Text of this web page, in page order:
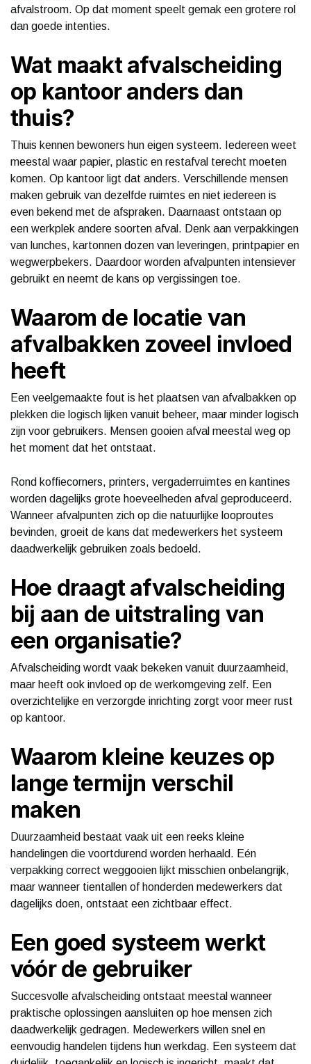
afvalstroom. Op dat moment speelt gemak een grotere rol
dan goede intenties.
Wat maakt afvalscheiding
op kantoor anders dan
thuis?
Thuis kennen bewoners hun eigen systeem. Iedereen weet
meestal waar papier, plastic en restafval terecht moeten
komen. Op kantoor ligt dat anders. Verschillende mensen
maken gebruik van dezelfde ruimtes en niet iedereen is
even bekend met de afspraken. Daarnaast ontstaan op
een werkplek andere soorten afval. Denk aan verpakkingen
van lunches, kartonnen dozen van leveringen, printpapier en
wegwerpbekers. Daardoor worden afvalpunten intensiever
gebruikt en neemt de kans op vergissingen toe.
Waarom de locatie van
afvalbakken zoveel invloed
heeft
Een veelgemaakte fout is het plaatsen van afvalbakken op
plekken die logisch lijken vanuit beheer, maar minder logisch
zijn voor gebruikers. Mensen gooien afval meestal weg op
het moment dat het ontstaat.
Rond koffiecorners, printers, vergaderruimtes en kantines
worden dagelijks grote hoeveelheden afval geproduceerd.
Wanneer afvalpunten zich op die natuurlijke looproutes
bevinden, groeit de kans dat medewerkers het systeem
daadwerkelijk gebruiken zoals bedoeld.
Hoe draagt afvalscheiding
bij aan de uitstraling van
een organisatie?
Afvalscheiding wordt vaak bekeken vanuit duurzaamheid,
maar heeft ook invloed op de werkomgeving zelf. Een
overzichtelijke en verzorgde inrichting zorgt voor meer rust
op kantoor.
Waarom kleine keuzes op
lange termijn verschil
maken
Duurzaamheid bestaat vaak uit een reeks kleine
handelingen die voortdurend worden herhaald. Eén
verpakking correct weggooien lijkt misschien onbelangrijk,
maar wanneer tientallen of honderden medewerkers dat
dagelijks doen, ontstaat een zichtbaar effect.
Een goed systeem werkt
vóór de gebruiker
Succesvolle afvalscheiding ontstaat meestal wanneer
praktische oplossingen aansluiten op hoe mensen zich
daadwerkelijk gedragen. Medewerkers willen snel en
eenvoudig handelen tijdens hun werkdag. Een systeem dat